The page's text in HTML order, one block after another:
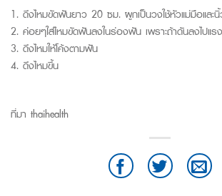
1. ดึงไหมขัดฟันยาว 20 ซม. ผูกเป็นวงใช้หัวแม่มือและ
2. ค่อยๆใส่ไหมขัดฟันลงในร่องฟัน เพราะถ้าดันลงไปแร
3. ดึงไหมให้โค้งตามฟัน
4. ดึงไหมขึ้น
ที่มา thaihealth